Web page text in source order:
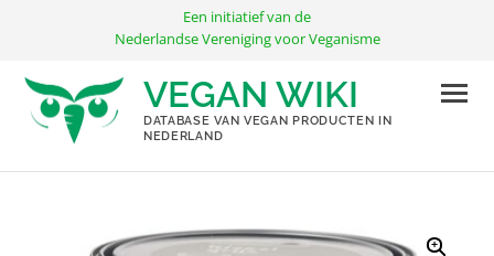
inhoud
Een initiatief van de
Nederlandse Vereniging voor Veganisme
VEGAN WIKI
DATABASE VAN VEGAN PRODUCTEN IN
NEDERLAND